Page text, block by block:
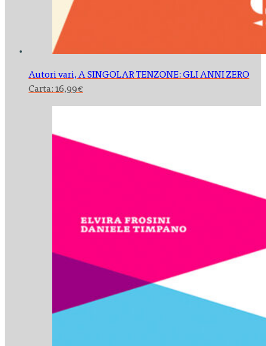
Autori vari,A SINGOLAR TENZONE: GLI ANNI ZERO
Carta: 16,99€